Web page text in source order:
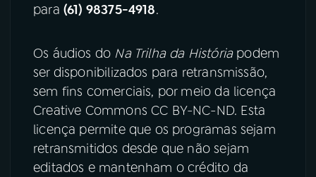
para (61) 98375-4918.
Os áudios do Na Trilha da Históriapodem
ser disponibilizados para retransmissão,
sem fins comerciais, por meio da licença
Creative Commons CC BY-NC-ND. Esta
licença permite que os programas sejam
retransmitidos desde que não sejam
editados e mantenham o crédito da